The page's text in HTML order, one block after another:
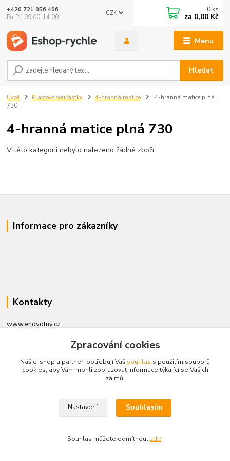
Menu
CZK
Hledat
+420 721 056 406
Po-Pá 09.00-14.00
0 ks
za 0,00 Kč
Úvod Plastové součástky 4-hranná matice
4-hranná matice plná
730
4-hranná matice plná 730
V této kategorii nebylo nalezeno žádné zboží.
Informace pro zákazníky
Kontakty
www.enovotny.cz
+420 721 056 406
Po-Pá 09.00-14.00
Vytvořeno na Eshop-rychle.cz
Zpracování cookies
Náš e-shop a partneři potřebují Váš souhlas s použitím souborů
cookies, aby Vám mohli zobrazovat informace týkající se Vašich
zájmů.
Nastavení Souhlasím
Souhlas můžete odmítnout zde.